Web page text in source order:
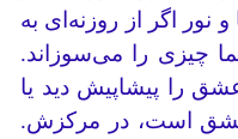
نور اگر از روزنه‌ای به
چیزی را می‌سوزاند.
را پیشاپیش دید یا
است، در مرکزش.